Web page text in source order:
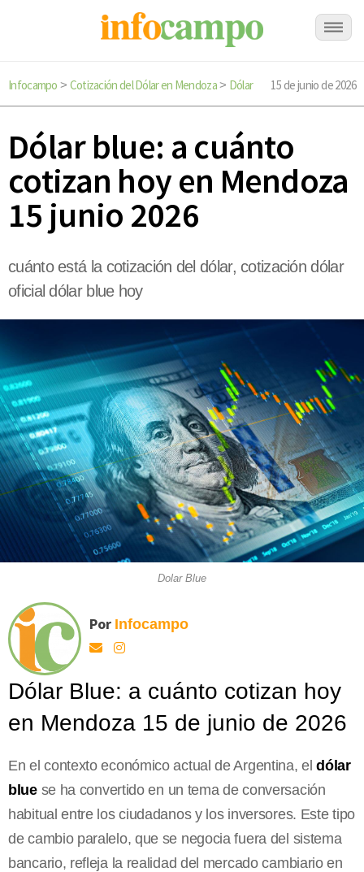
Infocampo > Cotización del Dólar en Mendoza> Dólar 15 de junio de 2026
Dólar blue: a cuánto
cotizan hoy en Mendoza
15 junio 2026
cuánto está la cotización del dólar, cotización dólar
oficial dólar blue hoy
Dolar Blue
Por Infocampo
Dólar Blue: a cuánto cotizan hoy
en Mendoza 15 de junio de 2026
En el contexto económico actual de Argentina, eldólar
bluese ha convertido en un tema de conversación
habitual entre los ciudadanos y los inversores. Este tipo
de cambio paralelo, que se negocia fuera del sistema
bancario, refleja la realidad del mercado cambiario en